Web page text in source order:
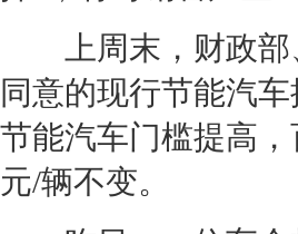
上周末，财政部
同意的现行节能汽车
节能汽车门槛提高
元/辆不变。